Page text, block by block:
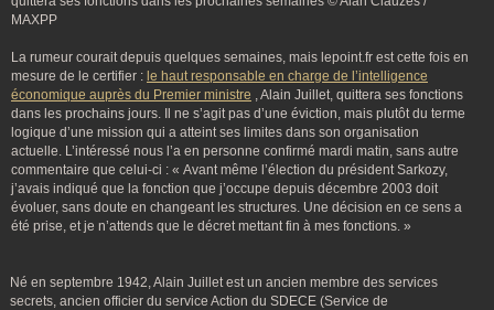
MAXPP
La rumeur courait depuis quelques semaines, mais lepoint.fr est cette fois en
mesure de le certifier : le haut responsable en charge de l’intelligence
économique auprès du Premier ministre , Alain Juillet, quittera ses fonctions
dans les prochains jours. Il ne s’agit pas d’une éviction, mais plutôt du terme
logique d’une mission qui a atteint ses limites dans son organisation
actuelle. L’intéressé nous l’a en personne confirmé mardi matin, sans autre
commentaire que celui-ci : « Avant même l’élection du président Sarkozy,
j’avais indiqué que la fonction que j’occupe depuis décembre 2003 doit
évoluer, sans doute en changeant les structures. Une décision en ce sens a
été prise, et je n’attends que le décret mettant fin à mes fonctions. »
Né en septembre 1942, Alain Juillet est un ancien membre des services
secrets, ancien officier du service Action du SDECE (Service de